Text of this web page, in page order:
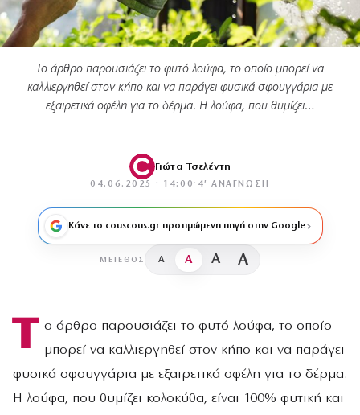
Το άρθρο παρουσιάζει το φυτό λούφα, το οποίο μπορεί να
καλλιεργηθεί στον κήπο και να παράγει φυσικά σφουγγάρια με
εξαιρετικά οφέλη για το δέρμα. Η λούφα, που θυμίζει…
Γιώτα Τσελέντη
04.06.2025 · 14:00 · 4′ ΑΝΆΓΝΩΣΗ
Κάνε το couscous.gr προτιμώμενη πηγή στην Google
ΜΈΓΕΘΟΣ A A A A
Τ ο άρθρο παρουσιάζει το φυτό λούφα, το οποίο
μπορεί να καλλιεργηθεί στον κήπο και να παράγει
φυσικά σφουγγάρια με εξαιρετικά οφέλη για το δέρμα.
Η λούφα, που θυμίζει κολοκύθα, είναι 100% φυτική και